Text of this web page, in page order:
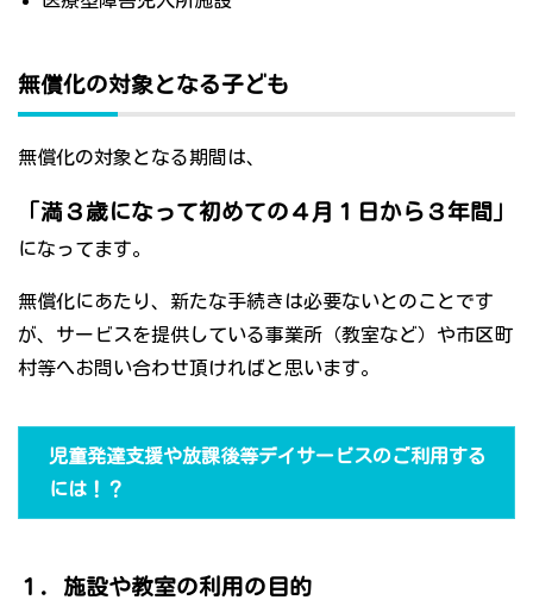
無償化の対象となる子ども
無償化の対象となる期間は、
「満３歳になって初めての４月１日から３年間」
になってます。
無償化にあたり、新たな手続きは必要ないとのことです
が、サービスを提供している事業所（教室など）や市区町
村等へお問い合わせ頂ければと思います。
児童発達支援や放課後等デイサービスのご利用する
には！？
１．施設や教室の利用の目的